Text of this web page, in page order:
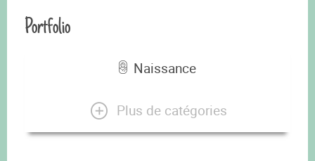
Portfolio
Naissance
Plus de catégories